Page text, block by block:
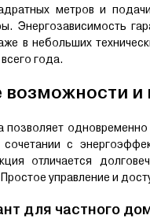
метров и
Энергозависимость
в небольших
года.
и
позволяет
с
отличается
управление и
для частного